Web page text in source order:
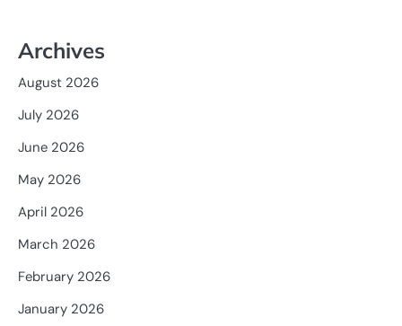
Archives
August 2026
July 2026
June 2026
May 2026
April 2026
March 2026
February 2026
January 2026